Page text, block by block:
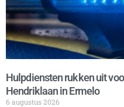
Hulpdiensten rukken uit
Hendriklaan in Ermelo
6 augustus 2026